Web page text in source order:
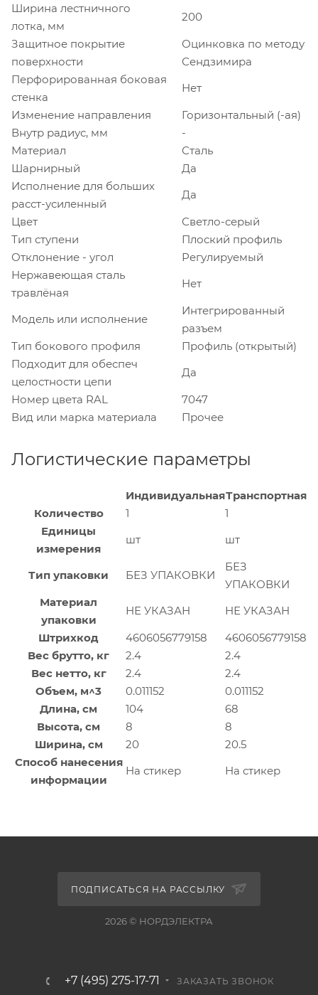
Ширина лестничного
лотка, мм
200
Защитное покрытие
поверхности
Оцинковка по методу
Сендзимира
Перфорированная боковая
стенка
Нет
Изменение направления
Горизонтальный (-ая)
Внутр радиус, мм
-
Материал
Сталь
Шарнирный
Да
Исполнение для больших
расст-усиленный
Да
Цвет
Светло-серый
Тип ступени
Плоский профиль
Отклонение - угол
Регулируемый
Нержавеющая сталь
травлёная
Нет
Модель или исполнение
Интегрированный
разъем
Тип бокового профиля
Профиль (открытый)
Подходит для обеспеч
целостности цепи
Да
Номер цвета RAL
7047
Вид или марка материала
Прочее
Логистические параметры
ИндивидуальнаяТранспортная
Количество
1
1
Единицы
измерения
шт шт
Тип упаковки БЕЗ УПАКОВКИ
БЕЗ
УПАКОВКИ
Материал
упаковки
НЕ УКАЗАН
НЕ УКАЗАН
Штрихкод
4606056779158
4606056779158
Вес брутто, кг
2.4
2.4
Вес нетто, кг
2.4
2.4
Объем, м^3
0.011152
0.011152
Длина, см
104
68
Высота, см
8
8
Ширина, см
20
20.5
Способ нанесения
информации
На стикер На стикер
ПОДПИСАТЬСЯ НА РАССЫЛКУ
2026 © НОРДЭЛЕКТРА
+7 (495) 275-17-71 ЗАКАЗАТЬ ЗВОНОК